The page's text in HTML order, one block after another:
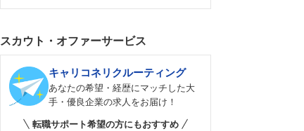
スカウト・オファーサービス
キャリコネリクルーティング
あなたの希望・経歴にマッチした大
手・優良企業の求人をお届け！
転職サポート希望の方にもおすすめ